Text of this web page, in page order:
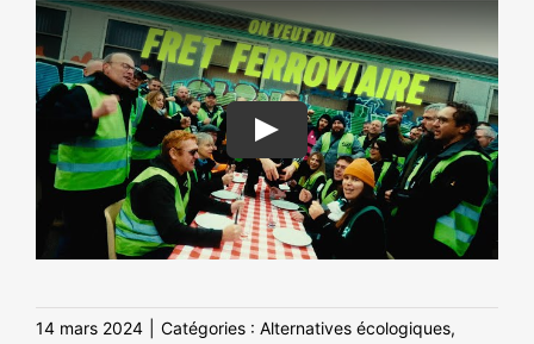
14 mars 2024 Catégories : Alternatives écologiques,